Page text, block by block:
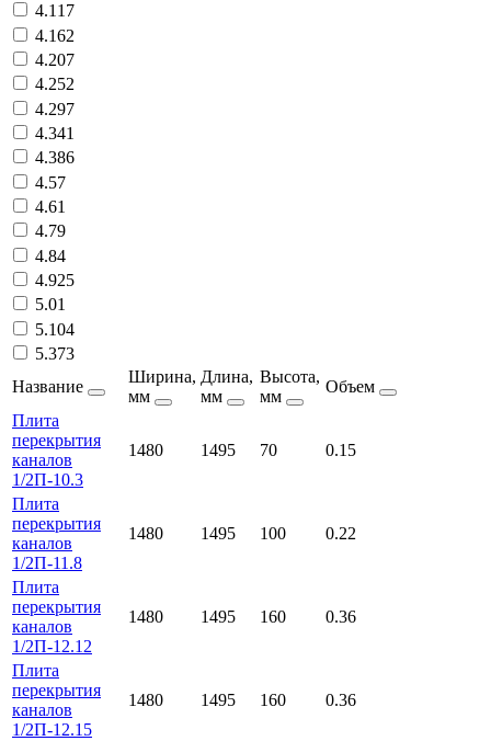
4.117
4.162
4.207
4.252
4.297
4.341
4.386
4.57
4.61
4.79
4.84
4.925
5.01
5.104
5.373
Название
Ширина,
мм
Длина,
мм
Высота,
мм
Объем
Плита
перекрытия
каналов
1/2П-10.3
1480 1495 70 0.15
Плита
перекрытия
каналов
1/2П-11.8
1480 1495 100 0.22
Плита
перекрытия
каналов
1/2П-12.12
1480 1495 160 0.36
Плита
перекрытия
каналов
1/2П-12.15
1480 1495 160 0.36